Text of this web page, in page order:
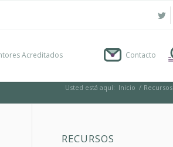
Acreditados Contacto
Usted está aquí: Inicio / Recursos
RECURSOS